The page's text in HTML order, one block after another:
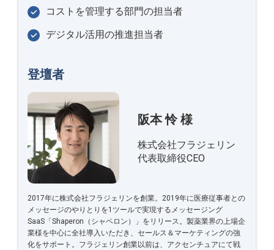
コストを管理する部門の担当者
デジタル活用の推進担当者
登壇者
阪本 怜 様
株式会社フラジェリン
代表取締役CEO
2017年に株式会社フラジェリンを創業。2019年に医療従事者との
メッセージのやりとりを1ツールで実現するメッセージング
SaaS「Shaperon（シャペロン）」をリリース。製薬業界の上場企
業様を中心に全社導入いただき、セールス＆マーケティングの強
化をサポート。フラジェリン創業以前は、アクセンチュアにて戦